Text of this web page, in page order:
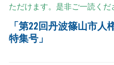
ただけます。是非ご一読くだ
「第22回丹波篠山市
特集号」